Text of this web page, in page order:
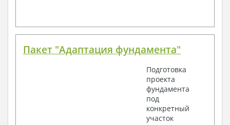
Пакет "Адаптация фундамента"
Подготовка
проекта
фундамента
под
конкретный
участок